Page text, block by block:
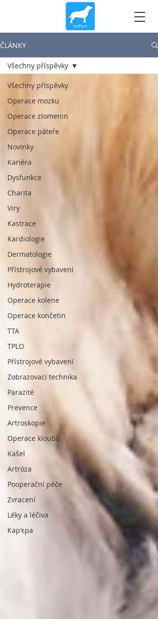
ČLÁNKY
Všechny příspěvky
Operace mozku
Operace zlomenin
Operace páteře
Novinky
Kariéra
Dysfunkce
Charita
Viry
Kastrace
Kardiologie
Dermatologie
Přístrojové vybavení
Hydroterapie
Operace kolene
Operace končetin
TTA
TPLO
Přístrojové vybavení
Zobrazovací technika
Parazité
Prevence
Artroskopie
Operace kloubů
Kašel
Artróza
Pooperační péče
Zvracení
Léky a léčiva
Кар'єра
Všechny příspěvky